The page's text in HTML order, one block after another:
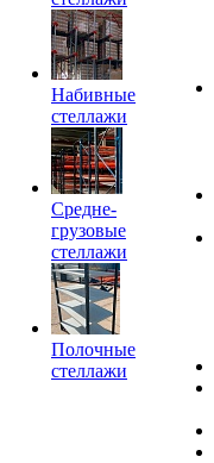
Набивные
стеллажи
Средне-
грузовые
стеллажи
Полочные
стеллажи